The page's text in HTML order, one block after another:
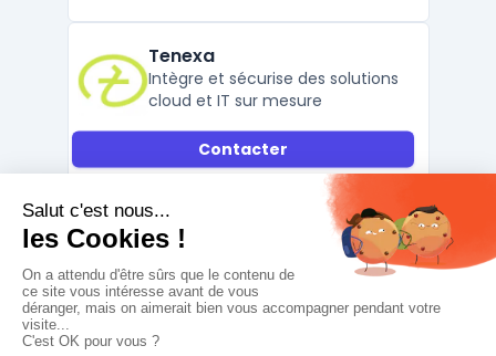
Tenexa
Intègre et sécurise des solutions
cloud et IT sur mesure
Contacter
Tenexa est une Entreprise de Services du
Numérique (ESN) française, fondée en 1985,
spécialisée dans l’intégration logicielle et la
fourniture de services informatiques de
bout en bout. Renommée pour son
expertise en cybersécurité, infogérance
cloud et la gestion de solutions IT critiques,
la sociét ...